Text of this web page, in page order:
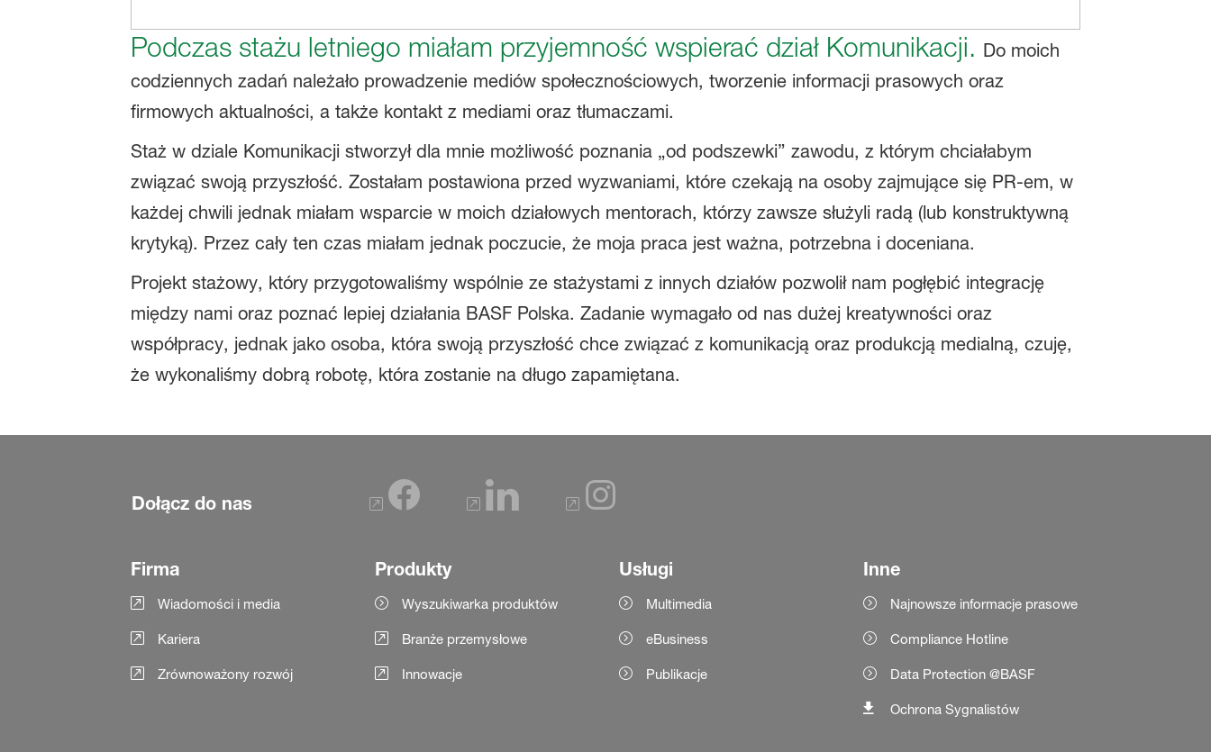
Podczas stażu letniego miałam przyjemność wspierać dział Komunikacji. Do moich
codziennych zadań należało prowadzenie mediów społecznościowych, tworzenie informacji prasowych oraz
firmowych aktualności, a także kontakt z mediami oraz tłumaczami.
Staż w dziale Komunikacji stworzył dla mnie możliwość poznania „od podszewki” zawodu, z którym chciałabym
związać swoją przyszłość. Zostałam postawiona przed wyzwaniami, które czekają na osoby zajmujące się PR-em, w
każdej chwili jednak miałam wsparcie w moich działowych mentorach, którzy zawsze służyli radą (lub konstruktywną
krytyką). Przez cały ten czas miałam jednak poczucie, że moja praca jest ważna, potrzebna i doceniana.
Projekt stażowy, który przygotowaliśmy wspólnie ze stażystami z innych działów pozwolił nam pogłębić integrację
między nami oraz poznać lepiej działania BASF Polska. Zadanie wymagało od nas dużej kreatywności oraz
współpracy, jednak jako osoba, która swoją przyszłość chce związać z komunikacją oraz produkcją medialną, czuję,
że wykonaliśmy dobrą robotę, która zostanie na długo zapamiętana.
Dołącz do nas
Firma
Wiadomości i media
Kariera
Zrównoważony rozwój
Produkty
Wyszukiwarka produktów
Branże przemysłowe
Innowacje
Usługi
Multimedia
eBusiness
Publikacje
Inne
Najnowsze informacje prasowe
Compliance Hotline
Data Protection @BASF
Ochrona Sygnalistów